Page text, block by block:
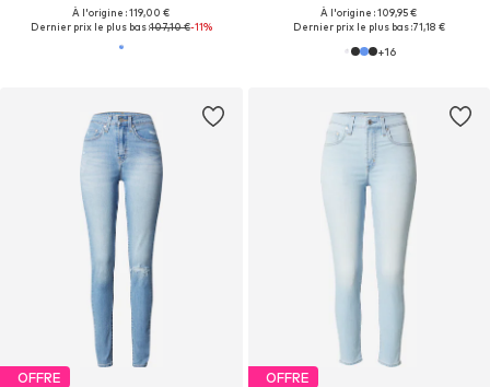
À l'origine : 119,00 €
Dernier prix le plus bas :107,10 €-11%
À l'origine : 109,95 €
Dernier prix le plus bas :71,18 €
+16
OFFRE OFFRE